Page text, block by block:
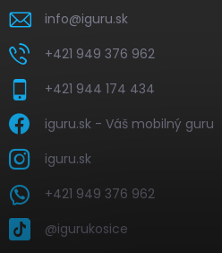
info@iguru.sk
+421 949 376 962
+421 944 174 434
iguru.sk - Váš mobilný guru
iguru.sk
+421 949 376 962
@igurukosice